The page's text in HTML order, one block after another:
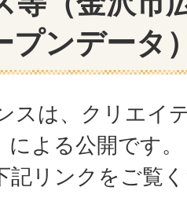
プンデータ
スは、クリエイ
よる公開です。
記リンクをご覧